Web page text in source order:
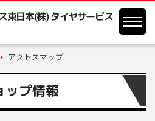
東日本(株) タイヤサービス
アクセスマップ
ップ情報